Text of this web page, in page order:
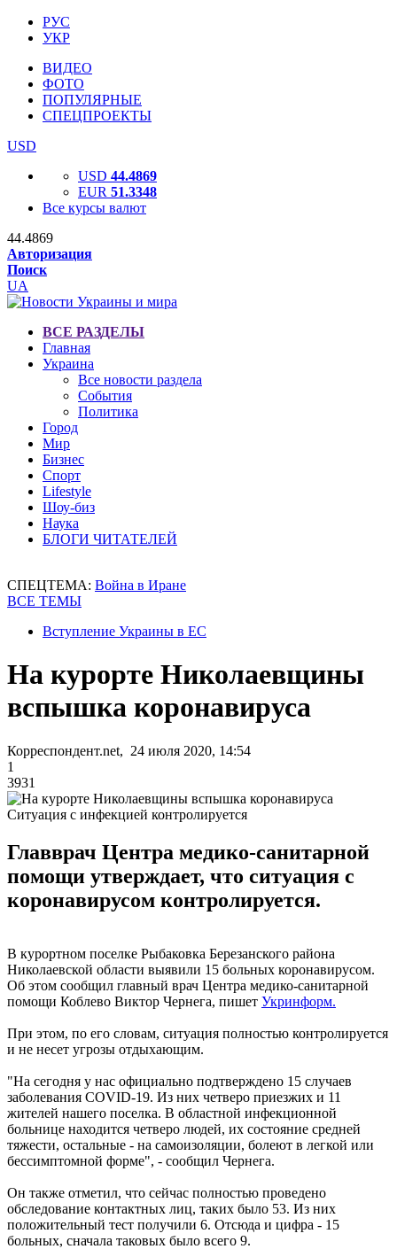
РУС
УКР
ВИДЕО
ФОТО
ПОПУЛЯРНЫЕ
СПЕЦПРОЕКТЫ
USD
USD 44.4869
EUR 51.3348
Все курсы валют
44.4869
Авторизация
Поиск
UA
ВСЕ РАЗДЕЛЫ
Главная
Украина
Все новости раздела
События
Политика
Город
Мир
Бизнес
Спорт
Lifestyle
Шоу-биз
Наука
БЛОГИ ЧИТАТЕЛЕЙ
СПЕЦТЕМА: Война в Иране
ВСЕ ТЕМЫ
Вступление Украины в ЕС
На курорте Николаевщины
вспышка коронавируса
Корреспондент.net, 24 июля 2020, 14:54
1
3931
Ситуация с инфекцией контролируется
Главврач Центра медико-санитарной
помощи утверждает, что ситуация с
коронавирусом контролируется.
В курортном поселке Рыбаковка Березанского района
Николаевской области выявили 15 больных коронавирусом.
Об этом сообщил главный врач Центра медико-санитарной
помощи Коблево Виктор Чернега, пишет Укринформ.
При этом, по его словам, ситуация полностью контролируется
и не несет угрозы отдыхающим.
"На сегодня у нас официально подтверждено 15 случаев
заболевания COVID-19. Из них четверо приезжих и 11
жителей нашего поселка. В областной инфекционной
больнице находится четверо людей, их состояние средней
тяжести, остальные - на самоизоляции, болеют в легкой или
бессимптомной форме", - сообщил Чернега.
Он также отметил, что сейчас полностью проведено
обследование контактных лиц, таких было 53. Из них
положительный тест получили 6. Отсюда и цифра - 15
больных, сначала таковых было всего 9.